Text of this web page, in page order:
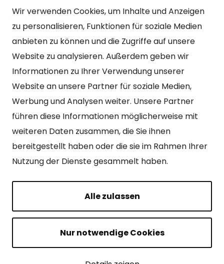
Wir verwenden Cookies, um Inhalte und Anzeigen
zu personalisieren, Funktionen für soziale Medien
anbieten zu können und die Zugriffe auf unsere
Website zu analysieren. Außerdem geben wir
Informationen zu Ihrer Verwendung unserer
Website an unsere Partner für soziale Medien,
Werbung und Analysen weiter. Unsere Partner
führen diese Informationen möglicherweise mit
weiteren Daten zusammen, die Sie ihnen
bereitgestellt haben oder die sie im Rahmen Ihrer
Nutzung der Dienste gesammelt haben.
Alle zulassen
Nur notwendige Cookies
Kangasniemen kunta
Otto Mannisen tie 2
51200 Kangasniemi
kirjaamo@kangasniemi.fi
Tel. 040 719 9370
Y-tunnus 0164690-3
Geöffnet
Mo – Fr 9-15 Uhr.
Über Kangasniemi